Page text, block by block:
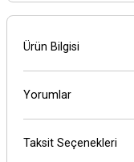
Ürün Bilgisi
Yorumlar
Taksit Seçenekleri